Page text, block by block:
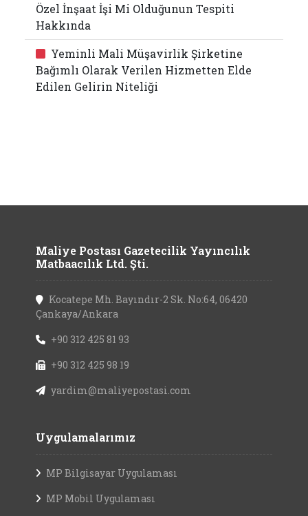
Özel İnşaat İşi Mi Olduğunun Tespiti
Hakkında
Yeminli Mali Müşavirlik Şirketine
Bağımlı Olarak Verilen Hizmetten Elde
Edilen Gelirin Niteliği
Maliye Postası Gazetecilik Yayıncılık
Matbaacılık Ltd. Şti.
Kocatepe Mh. Bayındır-2 Sk. No:64, 06420
Çankaya/Ankara
+90 312 425 81 93
+90 312 425 98 19
yardim@maliyepostasi.com
Uygulamalarımız
MP Bilgisayar Uygulaması
MP Mobil Uygulaması